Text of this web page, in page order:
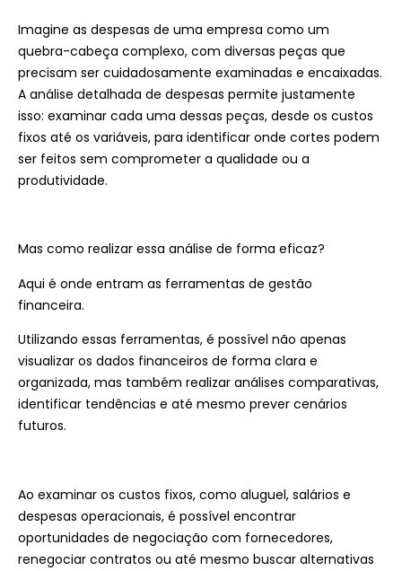
Imagine as despesas de uma empresa como um
quebra-cabeça complexo, com diversas peças que
precisam ser cuidadosamente examinadas e encaixadas.
A análise detalhada de despesas permite justamente
isso: examinar cada uma dessas peças, desde os custos
fixos até os variáveis, para identificar onde cortes podem
ser feitos sem comprometer a qualidade ou a
produtividade.
Mas como realizar essa análise de forma eficaz?
Aqui é onde entram as ferramentas de gestão
financeira.
Utilizando essas ferramentas, é possível não apenas
visualizar os dados financeiros de forma clara e
organizada, mas também realizar análises comparativas,
identificar tendências e até mesmo prever cenários
futuros.
Ao examinar os custos fixos, como aluguel, salários e
despesas operacionais, é possível encontrar
oportunidades de negociação com fornecedores,
renegociar contratos ou até mesmo buscar alternativas